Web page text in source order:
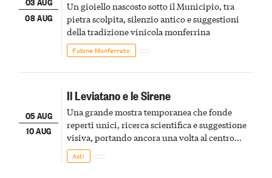
08 AUG
Un gioiello nascosto sotto il Municipio, tra
pietra scolpita, silenzio antico e suggestioni
della tradizione vinicola monferrina
Fubine Monferrato
05 AUG
10 AUG
Il Leviatano e le Sirene
Una grande mostra temporanea che fonde
reperti unici, ricerca scientifica e suggestione
visiva, portando ancora una volta al centro
della scena le meraviglie del passato astigiano
Asti